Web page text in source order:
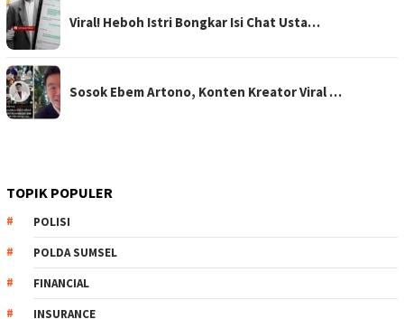
Viral! Heboh Istri Bongkar Isi Chat Usta…
Sosok Ebem Artono, Konten Kreator Viral …
TOPIK POPULER
POLISI
POLDA SUMSEL
FINANCIAL
INSURANCE